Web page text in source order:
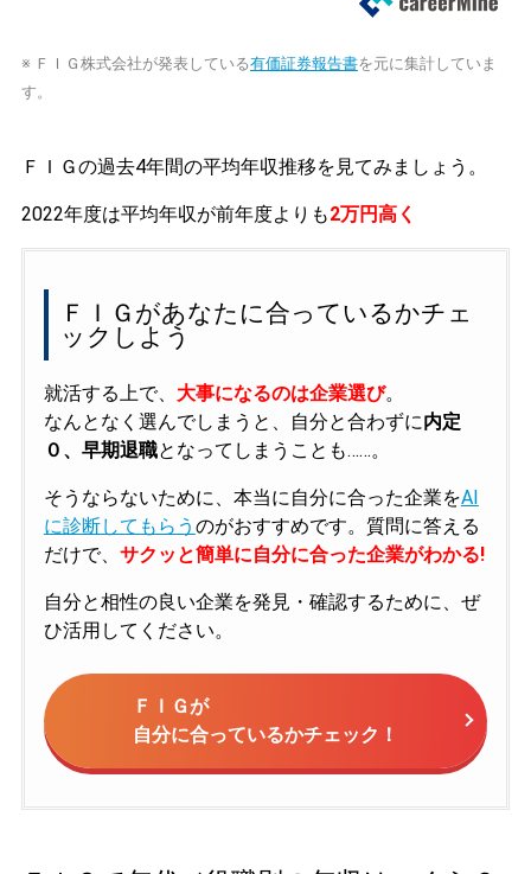
※ ＦＩＧ株式会社が発表している有価証券報告書を元に集計していま
す。
ＦＩＧの過去4年間の平均年収推移を見てみましょう。
2022年度は平均年収が前年度よりも2万円高く
ＦＩＧがあなたに合っているかチェ
ックしよう
就活する上で、 大事になるのは企業選び。
なんとなく選んでしまうと、自分と合わずに内定
０、早期退職となってしまうことも……。
そうならないために、本当に自分に合った企業をAI
に診断してもらう のがおすすめです。質問に答える
だけで、 サクッと簡単に自分に合った企業がわかる!
自分と相性の良い企業を発見・確認するために、ぜ
ひ活用してください。
ＦＩＧが
自分に合っているかチェック！